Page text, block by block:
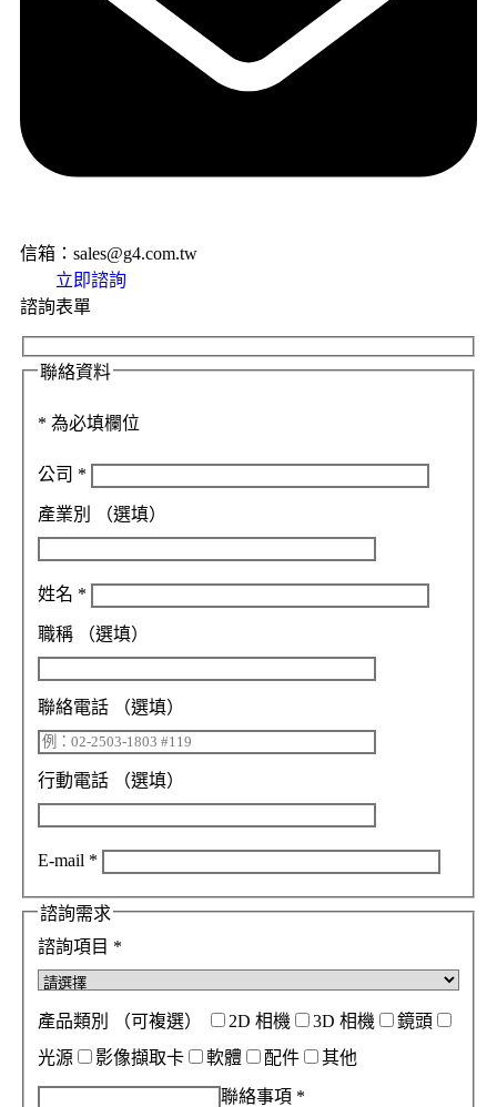
信箱：sales@g4.com.tw
立即諮詢
諮詢表單
聯絡資料
* 為必填欄位
公司 *
產業別 （選填）
姓名 *
職稱 （選填）
聯絡電話 （選填）
行動電話 （選填）
E-mail *
諮詢需求
諮詢項目 *
產品類別 （可複選） 2D 相機 3D 相機
鏡頭
光源
影像擷取卡 軟體 配件 其他
聯絡事項 *